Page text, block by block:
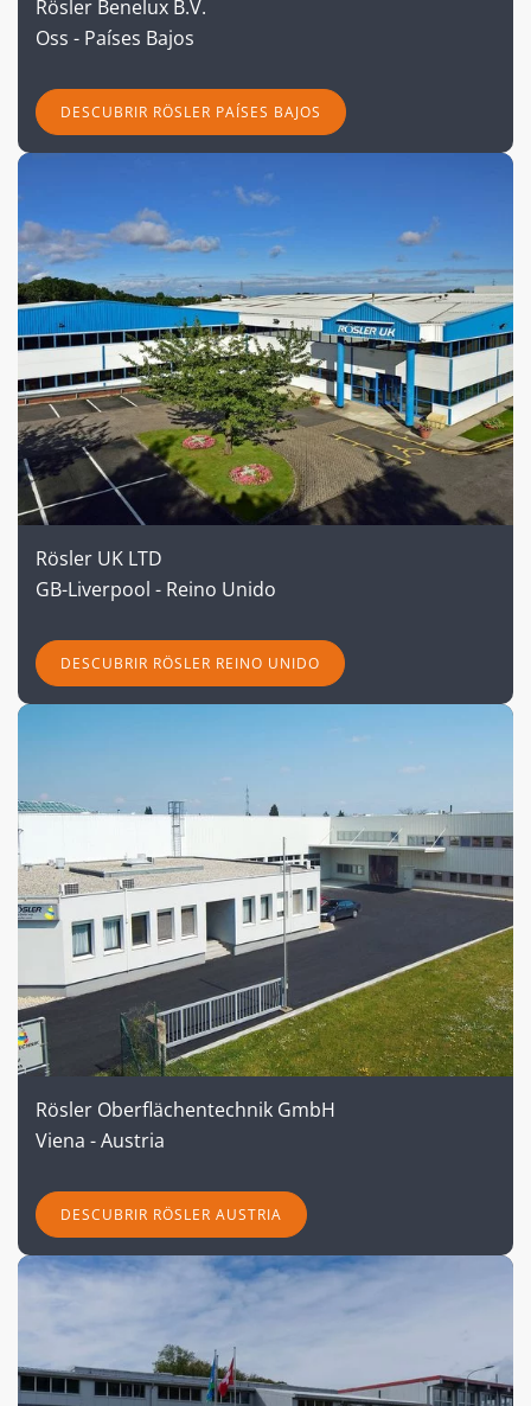
Rösler Benelux B.V.
Oss - Países Bajos
DESCUBRIR RÖSLER PAÍSES BAJOS
Rösler UK LTD
GB-Liverpool - Reino Unido
DESCUBRIR RÖSLER REINO UNIDO
Rösler Oberflächentechnik GmbH
Viena - Austria
DESCUBRIR RÖSLER AUSTRIA